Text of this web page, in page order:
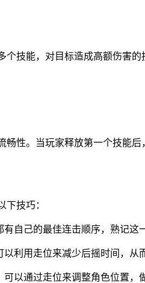
个技能，对目标造成高额伤害
畅性。当玩家释放第一个技能
下技巧：
自己的最佳连击顺序，熟记这
利用走位来减少后摇时间，从
以通过走位来调整角色位置，